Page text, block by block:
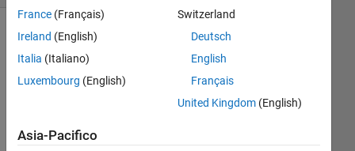
France (Français)
Ireland (English)
Italia (Italiano)
Luxembourg (English)
Switzerland
Deutsch
English
Français
United Kingdom(English)
Asia-Pacifico